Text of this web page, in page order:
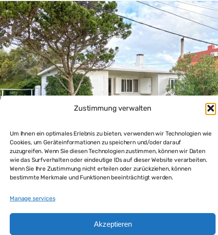
Zustimmung verwalten
Um Ihnen ein optimales Erlebnis zu bieten, verwenden wir Technologien wie
Cookies, um Geräteinformationen zu speichern und/oder darauf
zuzugreifen. Wenn Sie diesen Technologien zustimmen, können wir Daten
wie das Surfverhalten oder eindeutige IDs auf dieser Website verarbeiten.
Wenn Sie Ihre Zustimmung nicht erteilen oder zurückziehen, können
bestimmte Merkmale und Funktionen beeinträchtigt werden.
Manage services
Akzeptieren
Kleines Haus am Strand in Uruguay mit
Einliegerwohnung zu verkaufen
$160,000